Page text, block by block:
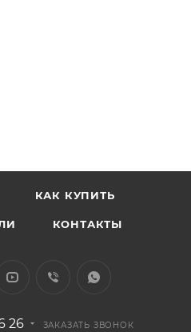
КАК КУПИТЬ
КОНТАКТЫ
26 ЗАКАЗАТЬ ЗВОНОК